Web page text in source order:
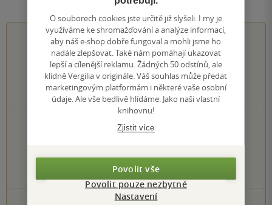
5.0z5
1hodnocení čtenářů
5 hvězdiček
2 hvězdičky
0×
1 hvezdička
O souborech cookies jste určitě již slyšeli. I my je
využíváme ke shromažďování a analýze informací,
aby náš e-shop dobře fungoval a mohli jsme ho
nadále zlepšovat. Také nám pomáhají ukazovat
lepší a cílenější reklamu. Žádných 50 odstínů, ale
klidně Vergilia v originále. Váš souhlas může předat
marketingovým platformám i některé vaše osobní
údaje. Ale vše bedlivě hlídáme. Jako naši vlastní
knihovnu!
Zjistit více
Povolit vše
Povolit pouze nezbytné
Nastavení